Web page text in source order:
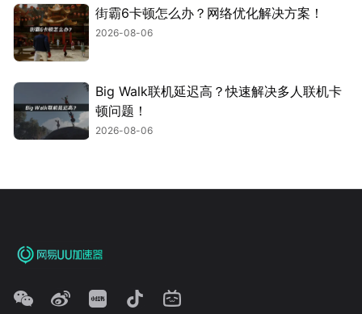
街霸6卡顿怎么办？网络优化解决方案！
2026-08-06
Big Walk联机延迟高？快速解决多人联机卡
顿问题！
2026-08-06